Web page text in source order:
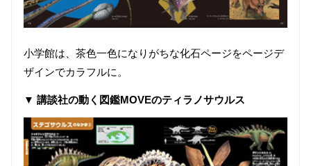
小学館は、茶色一色になりがちな化石ページをページデ
ザインでカラフルに。
▼ 講談社の動く図鑑MOVEのティラノサウルス